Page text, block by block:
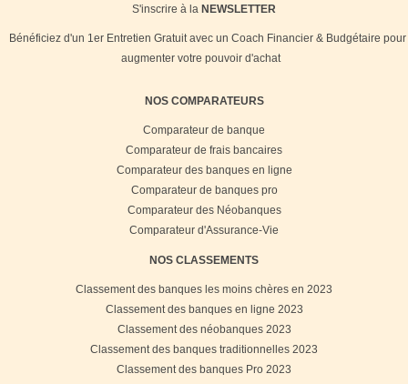
S'inscrire à la NEWSLETTER
Bénéficiez d'un 1er Entretien Gratuit avec un Coach Financier & Budgétaire pour
augmenter votre pouvoir d'achat
NOS COMPARATEURS
Comparateur de banque
Comparateur de frais bancaires
Comparateur des banques en ligne
Comparateur de banques pro
Comparateur des Néobanques
Comparateur d'Assurance-Vie
NOS CLASSEMENTS
Classement des banques les moins chères en 2023
Classement des banques en ligne 2023
Classement des néobanques 2023
Classement des banques traditionnelles 2023
Classement des banques Pro 2023